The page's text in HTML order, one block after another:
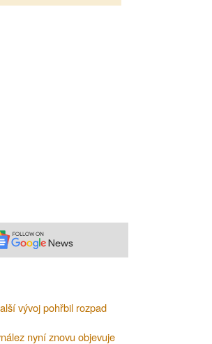
vývoj pohřbil rozpad
nyní znovu objevuje